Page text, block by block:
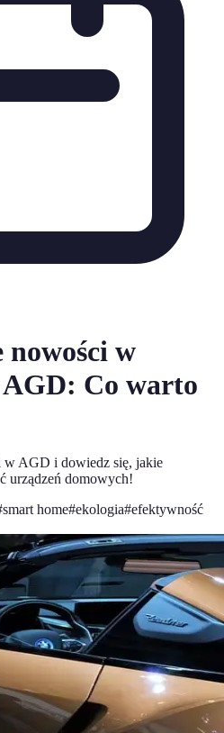
nowości w
AGD: Co warto
w AGD i dowiedz się, jakie
urządzeń domowych!
smart home#ekologia#efektywność